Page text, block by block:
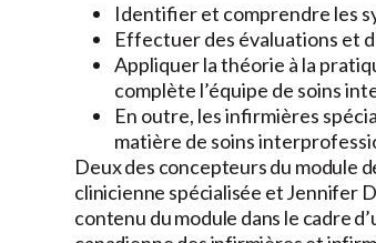
Identifier et comprendre les
Effectuer des évaluations et
Appliquer la théorie à la
complète l’équipe de soins
En outre, les infirmières
matière de soins
Deux des concepteurs du module
clinicienne spécialisée et Jennifer
contenu du module dans le cadre